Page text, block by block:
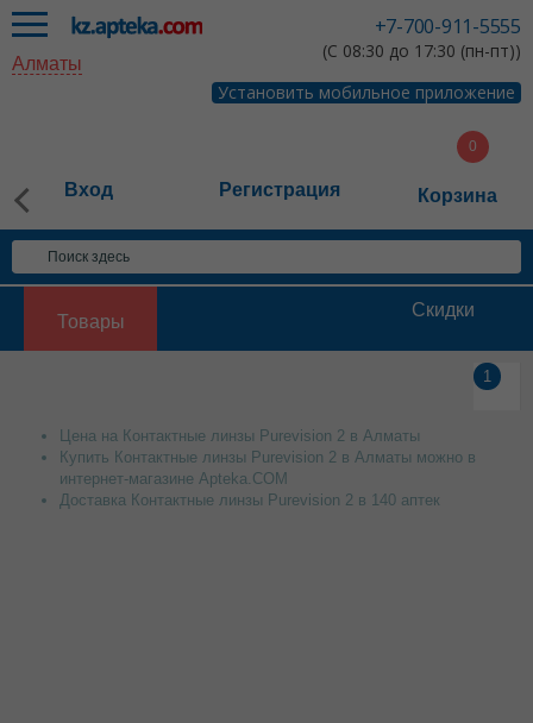
+7-700-911-5555
(С 08:30 до 17:30 (пн-пт))
Установить мобильное приложение
Алматы
Вход Регистрация Корзина
Товары
Скидки
1
Цена на Контактные линзы Purevision 2 в Алматы
Купить Контактные линзы Purevision 2 в Алматы можно в
интернет-магазине Apteka.COM
Доставка Контактные линзы Purevision 2 в 140 аптек